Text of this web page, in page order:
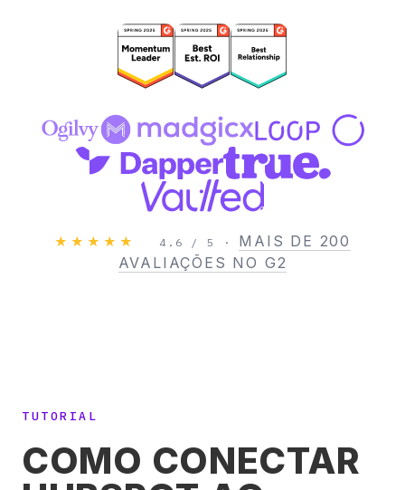
★★★★★ 4.6 / 5 · MAIS DE 200
AVALIAÇÕES NO G2
TUTORIAL
COMO CONECTAR